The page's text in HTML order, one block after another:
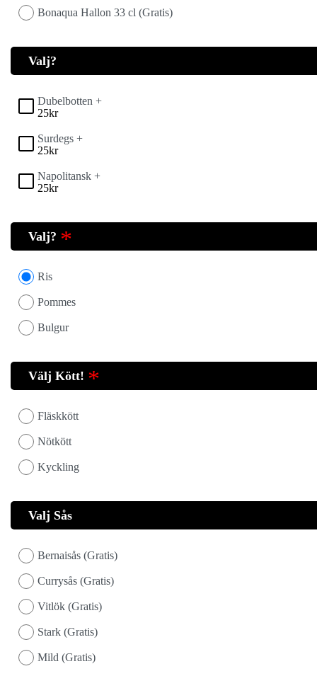
Bonaqua Hallon 33 cl (Gratis)
Valj?
Dubelbotten +
25kr
Surdegs +
25kr
Napolitansk +
25kr
Valj?
Ris
Pommes
Bulgur
Välj Kött!
Fläskkött
Nötkött
Kyckling
Valj Sås
Bernaisås (Gratis)
Currysås (Gratis)
Vitlök (Gratis)
Stark (Gratis)
Mild (Gratis)